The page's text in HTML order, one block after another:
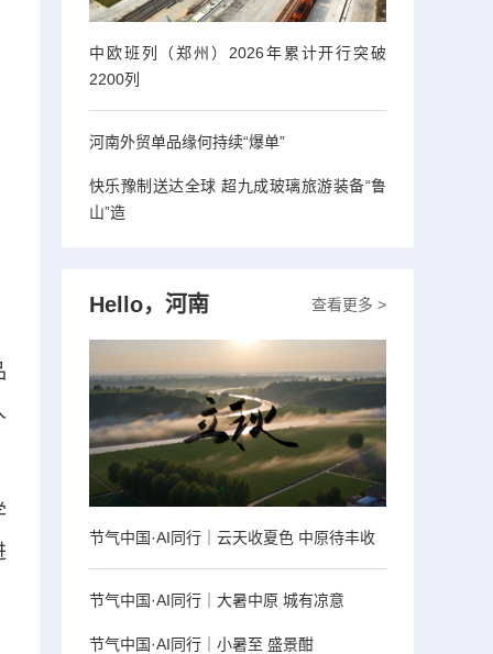
中欧班列（郑州）2026年累计开行突破
2200列
河南外贸单品缘何持续“爆单”
快乐豫制送达全球 超九成玻璃旅游装备“鲁
山”造
查看更多 >
Hello，河南
节气中国·AI同行｜云天收夏色 中原待丰收
节气中国·AI同行｜大暑中原 城有凉意
节气中国·AI同行｜小暑至 盛景酣